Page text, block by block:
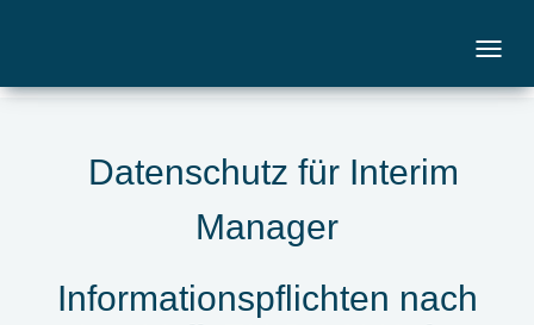
Datenschutz für Interim
Manager
Informationspflichten nach